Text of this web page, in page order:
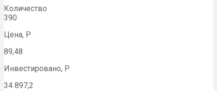
Количество
390
Цена, Р
89,48
Инвестировано, Р
34 897,2